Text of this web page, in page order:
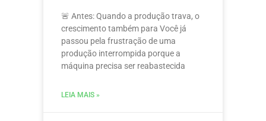
🚨 Antes: Quando a produção trava, o
crescimento também para Você já
passou pela frustração de uma
produção interrompida porque a
máquina precisa ser reabastecida
LEIA MAIS »